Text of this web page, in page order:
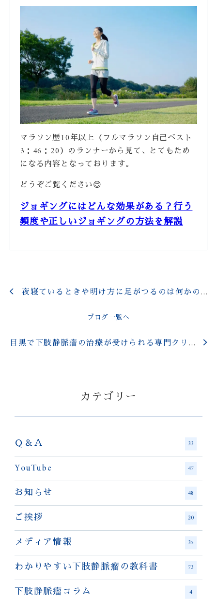
マラソン歴10年以上（フルマラソン自己ベスト
3：46：20）のランナーから見て、とてもため
になる内容となっております。
どうぞご覧ください😊
ジョギングにはどんな効果がある？行う
頻度や正しいジョギングの方法を解説
夜寝ているときや明け方に足がつるのは何かの病気？こむら返りの原因は下肢静脈瘤かも！？
ブログ一覧へ
目黒で下肢静脈瘤の治療が受けられる専門クリニックをお探しですか？
カテゴリー
Ｑ＆Ａ 33
YouTube 47
お知らせ 48
ご挨拶 20
メディア情報 35
わかりやすい下肢静脈瘤の教科書 73
下肢静脈瘤コラム 4